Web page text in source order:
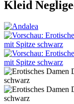
Kleid